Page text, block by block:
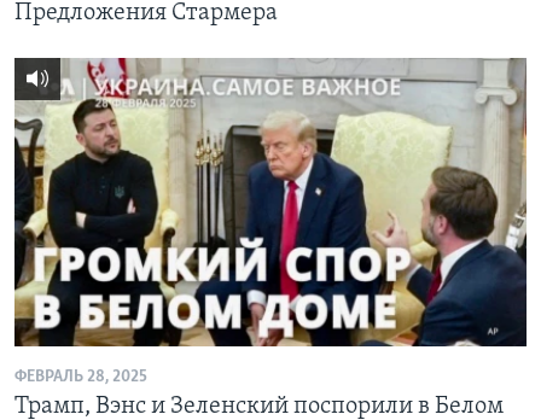
Предложения Стармера
ФЕВРАЛЬ 28, 2025
Трамп, Вэнс и Зеленский поспорили в Белом